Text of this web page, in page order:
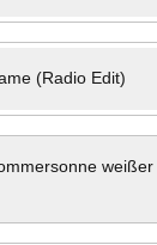
(Radio Edit)
weißer